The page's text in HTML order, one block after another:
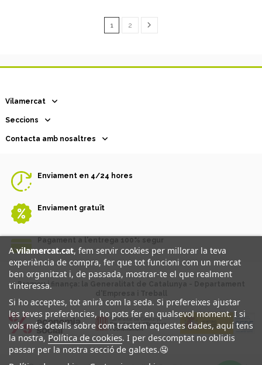
1 2
Vilamercat
Seccions
Contacta amb nosaltres
A vilamercat.cat, fem servir cookies per millorar la teva
experiència de compra, fer que tot funcioni com un mercat
ben organitzat i, de passada, mostrar-te el que realment
t'interessa.
Si ho acceptes, tot anirà com la seda. Si prefereixes ajustar
les teves preferències, ho pots fer en qualsevol moment. I si
vols més detalls sobre com tractem aquestes dades, aquí tens
la nostra, Política de cookies. I per descomptat no oblidis
passar per la nostra secció de galetes.🤤
Enviament en 4/24 hores
Enviament gratuït
Pagament a l'entrega 100% segur
Promou i finança: la Generalitat de Catalunya - Departament